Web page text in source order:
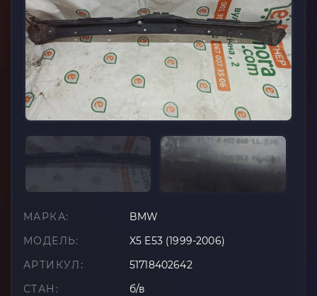
МАРКА:
BMW
МОДЕЛЬ:
X5 E53 (1999-2006)
АРТИКУЛ:
51718402642
СТАН:
б/в